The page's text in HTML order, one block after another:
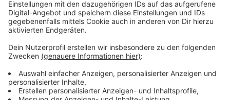
GmbH als äußerst komplex, da sie für beide Seiten der
A31 getrennt erfolgen muss. Dennoch scheint der
Ausbau keine höchste Priorität zu haben. Ein Sprecher
der Autobahn GmbH erklärte auf Nachfrage
von RADIO WMW, dass der dringendste Bedarf,
nämlich LKW-Stellplätze, bereits gedeckt sei.
Der Rastplatz Hochmoor wird seit 2022 genutzt und